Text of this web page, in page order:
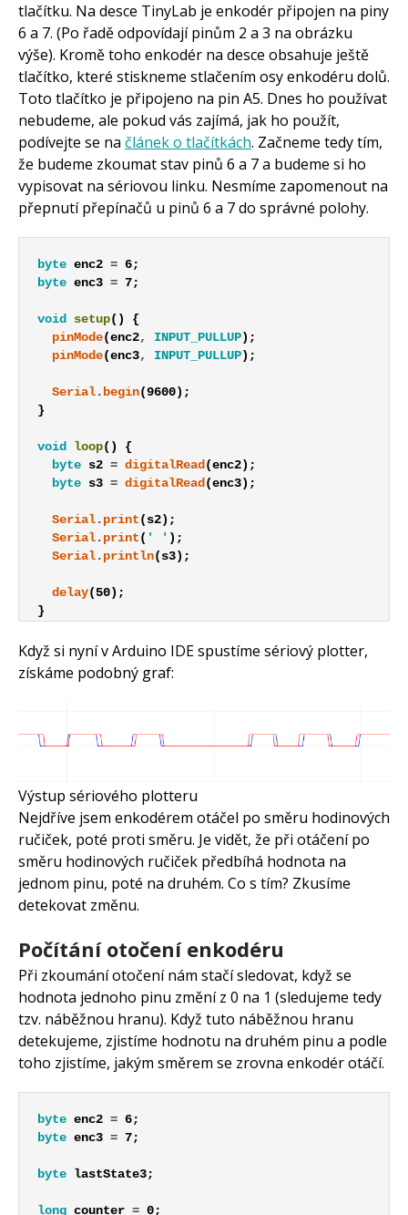
tlačítku. Na desce TinyLab je enkodér připojen na piny
6 a 7. (Po řadě odpovídají pinům 2 a 3 na obrázku
výše). Kromě toho enkodér na desce obsahuje ještě
tlačítko, které stiskneme stlačením osy enkodéru dolů.
Toto tlačítko je připojeno na pin A5. Dnes ho používat
nebudeme, ale pokud vás zajímá, jak ho použít,
podívejte se na článek o tlačítkách. Začneme tedy tím,
že budeme zkoumat stav pinů 6 a 7 a budeme si ho
vypisovat na sériovou linku. Nesmíme zapomenout na
přepnutí přepínačů u pinů 6 a 7 do správné polohy.
byte enc2 = 6 ;
byte enc3 = 7 ;
void setup( )
{
pinMode(enc2, INPUT_PULLUP) ;
pinMode(enc3, INPUT_PULLUP) ;
Serial . begin(9600) ;
}
void loop( )
{
byte s2 = digitalRead (enc2) ;
byte s3 = digitalRead (enc3) ;
Serial . print ( s2) ;
Serial . print ( ' ' ) ;
Serial . println( s3) ;
delay(50) ;
}
Když si nyní v Arduino IDE spustíme sériový plotter,
získáme podobný graf:
Výstup sériového plotteru
Nejdříve jsem enkodérem otáčel po směru hodinových
ručiček, poté proti směru. Je vidět, že při otáčení po
směru hodinových ručiček předbíhá hodnota na
jednom pinu, poté na druhém. Co s tím? Zkusíme
detekovat změnu.
Počítání otočení enkodéru
Při zkoumání otočení nám stačí sledovat, když se
hodnota jednoho pinu změní z 0 na 1 (sledujeme tedy
tzv. náběžnou hranu). Když tuto náběžnou hranu
detekujeme, zjistíme hodnotu na druhém pinu a podle
toho zjistíme, jakým směrem se zrovna enkodér otáčí.
byte enc2 = 6 ;
byte enc3 = 7 ;
byte lastState3 ;
long counter = 0 ;